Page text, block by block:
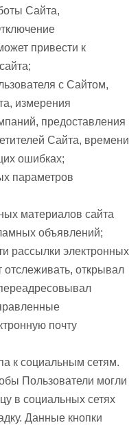
Сайта,
привести к
с Сайтом,
измерения
предоставления
Сайта, времени
ошибках;
параметров
материалов сайта
объявлений;
рассылки электронных
отслеживать, открывал
почту
к социальным сетям.
Пользователи могли
в социальных сетях
Данные кнопки